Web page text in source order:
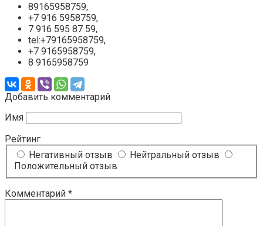
89165958759,
+7 916 5958759,
7 916 595 87 59,
tel:+79165958759,
+7 9165958759,
8 9165958759
Добавить комментарий
Имя
Рейтинг
Негативный отзыв
Нейтральный отзыв
Положительный отзыв
Комментарий *